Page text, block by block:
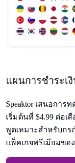
แผนการชําระเ
Speaktor เสนอการ
เริ่มต้นที่ $4.99 ต่อเ
พูดเหมาะสําหรับก
แพ็คเกจพรีเมียมของ